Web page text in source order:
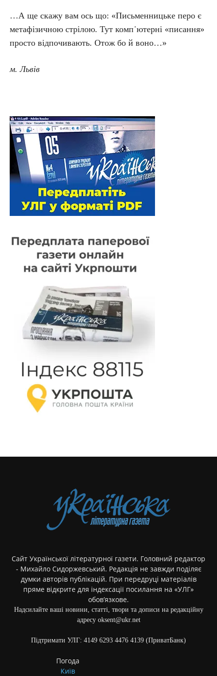
…А ще скажу вам ось що: «Письменницьке перо є
метафізичною стрілою. Тут комп᾿ютерні «писання»
просто відпочивають. Отож бо й воно…»
м. Львів
Сайт Української літературної газети. Головний редактор
- Михайло Сидоржевський. Редакція не завжди поділяє
думки авторів публікацій. При передруці матеріалів
пряме відкрите для індексації посилання на «УЛГ»
обов’язкове.
Надсилайте ваші новини, статті, твори та дописи на редакційну
адресу oksent@ukr.net
Підтримати УЛГ: 4149 6293 4476 4139 (ПриватБанк)
Погода
Київ